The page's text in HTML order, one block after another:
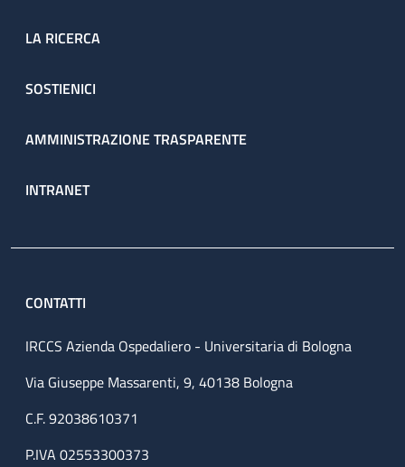
LA RICERCA
SOSTIENICI
AMMINISTRAZIONE TRASPARENTE
INTRANET
CONTATTI
IRCCS Azienda Ospedaliero - Universitaria di Bologna
Via Giuseppe Massarenti, 9, 40138 Bologna
C.F. 92038610371
P.IVA 02553300373